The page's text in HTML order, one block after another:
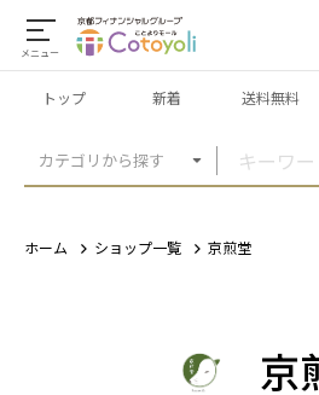
メニュー
カテゴリから探す
トップ 新着 送料無料
ホーム ショップ一覧 京煎堂
京